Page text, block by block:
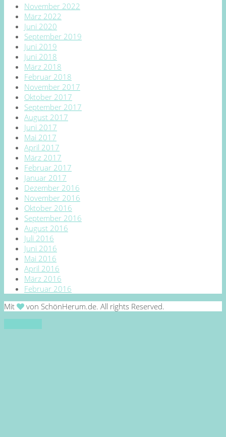
November 2022
März 2022
Juni 2020
September 2019
Juni 2019
Juni 2018
März 2018
Februar 2018
November 2017
Oktober 2017
September 2017
August 2017
Juni 2017
Mai 2017
April 2017
März 2017
Februar 2017
Januar 2017
Dezember 2016
November 2016
Oktober 2016
September 2016
August 2016
Juli 2016
Juni 2016
Mai 2016
April 2016
März 2016
Februar 2016
Mit
von SchönHerum.de. All rights Reserved.